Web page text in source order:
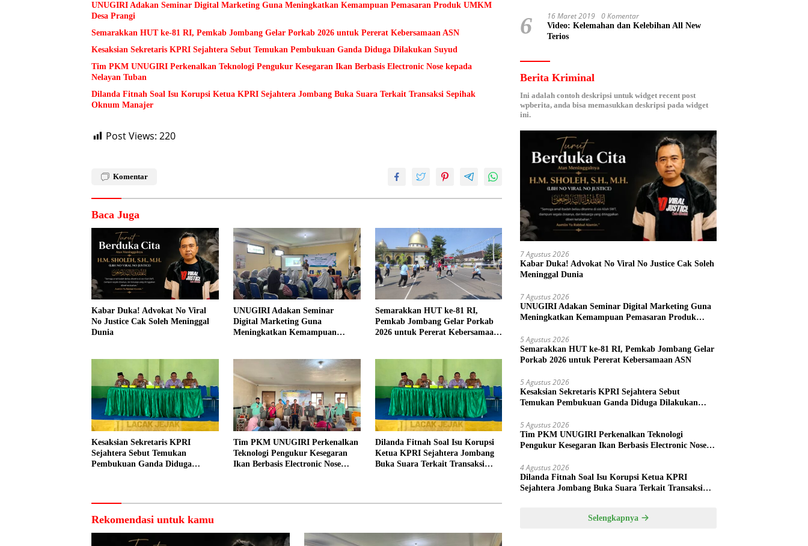
UNUGIRI Adakan Seminar Digital Marketing Guna Meningkatkan Kemampuan Pemasaran Produk UMKM
Desa Prangi
Semarakkan HUT ke-81 RI, Pemkab Jombang Gelar Porkab 2026 untuk Pererat Kebersamaan ASN
Kesaksian Sekretaris KPRI Sejahtera Sebut Temukan Pembukuan Ganda Diduga Dilakukan Suyud
Tim PKM UNUGIRI Perkenalkan Teknologi Pengukur Kesegaran Ikan Berbasis Electronic Nose kepada
Nelayan Tuban
Dilanda Fitnah Soal Isu Korupsi Ketua KPRI Sejahtera Jombang Buka Suara Terkait Transaksi Sepihak
Oknum Manajer
Post Views: 220
Komentar
Baca Juga
Kabar Duka! Advokat No Viral
No Justice Cak Soleh Meninggal
Dunia
UNUGIRI Adakan Seminar
Digital Marketing Guna
Meningkatkan Kemampuan
Semarakkan HUT ke-81 RI,
Pemkab Jombang Gelar Porkab
2026 untuk Pererat Kebersamaan
Kesaksian Sekretaris KPRI
Sejahtera Sebut Temukan
Pembukuan Ganda Diduga
Tim PKM UNUGIRI Perkenalkan
Teknologi Pengukur Kesegaran
Ikan Berbasis Electronic Nose
Dilanda Fitnah Soal Isu Korupsi
Ketua KPRI Sejahtera Jombang
Buka Suara Terkait Transaksi
Rekomendasi untuk kamu
6 16 Maret 2019 0 Komentar
Video: Kelemahan dan Kelebihan All New
Terios
Berita Kriminal
Ini adalah contoh deskripsi untuk widget recent post
wpberita, anda bisa memasukkan deskripsi pada widget
ini.
7 Agustus 2026
Kabar Duka! Advokat No Viral No Justice Cak Soleh
Meninggal Dunia
7 Agustus 2026
UNUGIRI Adakan Seminar Digital Marketing Guna
Meningkatkan Kemampuan Pemasaran Produk
5 Agustus 2026
Semarakkan HUT ke-81 RI, Pemkab Jombang Gelar
Porkab 2026 untuk Pererat Kebersamaan ASN
5 Agustus 2026
Kesaksian Sekretaris KPRI Sejahtera Sebut
Temukan Pembukuan Ganda Diduga Dilakukan
5 Agustus 2026
Tim PKM UNUGIRI Perkenalkan Teknologi
Pengukur Kesegaran Ikan Berbasis Electronic Nose
4 Agustus 2026
Dilanda Fitnah Soal Isu Korupsi Ketua KPRI
Sejahtera Jombang Buka Suara Terkait Transaksi
Selengkapnya